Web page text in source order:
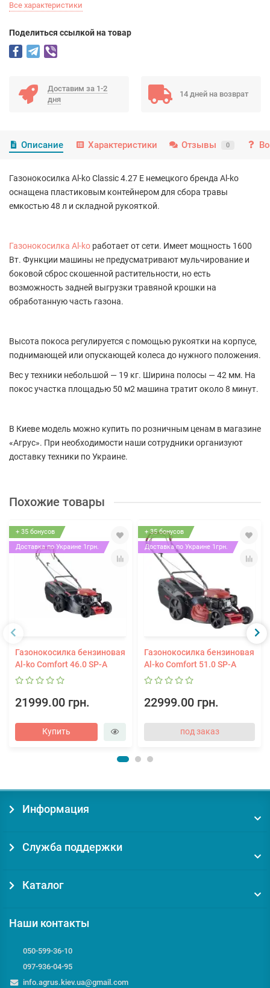
Все характеристики
Поделиться ссылкой на товар
Доставим за 1-2
дня
14 дней на возврат
Описание Характеристики Отзывы 0
Газонокосилка Al-ko Classic 4.27 E немецкого бренда Al-ko
оснащена пластиковым контейнером для сбора травы
емкостью 48 л и складной рукояткой.
Газонокосилка Al-ko работает от сети. Имеет мощность 1600
Вт. Функции машины не предусматривают мульчирование и
боковой сброс скошенной растительности, но есть
возможность задней выгрузки травяной крошки на
обработанную часть газона.
Высота покоса регулируется с помощью рукоятки на корпусе,
поднимающей или опускающей колеса до нужного положения.
Вес у техники небольшой — 19 кг. Ширина полосы — 42 мм. На
покос участка площадью 50 м2 машина тратит около 8 минут.
В Киеве модель можно купить по розничным ценам в магазине
«Агрус». При необходимости наши сотрудники организуют
доставку техники по Украине.
Похожие товары
+ 35 бонусов
Доставка по Украине 1грн.
Газонокосилка бензиновая
Al-ko Comfort 46.0 SP-A
21999.00 грн.
Купить
+ 35 бонусов
Доставка по Украине 1грн.
Газонокосилка бензиновая
Al-ko Comfort 51.0 SP-A
22999.00 грн.
под заказ
Информация
Служба поддержки
Каталог
Наши контакты
050-599-36-10
097-936-04-95
info.agrus.kiev.ua@gmail.com